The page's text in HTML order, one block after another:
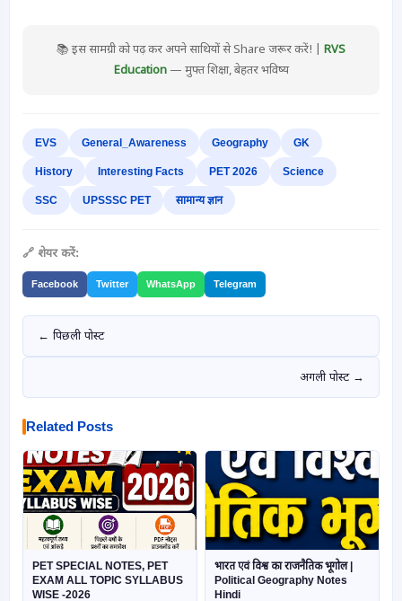
📚 इस सामग्री को पढ़ कर अपने साथियों से Share जरूर करें! | RVS
Education— मुफ्त शिक्षा, बेहतर भविष्य
EVS General_Awareness Geography GK
History Interesting Facts PET 2026 Science
SSC UPSSSC PET सामान्य ज्ञान
🔗 शेयर करें:
Facebook Twitter WhatsApp Telegram
← पिछली पोस्ट
अगली पोस्ट →
Related Posts
PET SPECIAL NOTES, PET
EXAM ALL TOPIC SYLLABUS
WISE -2026
भारत एवं विश्व का राजनैतिक भूगोल |
Political Geography Notes
Hindi